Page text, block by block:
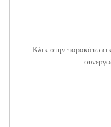
Κλικ στην παρακάτω